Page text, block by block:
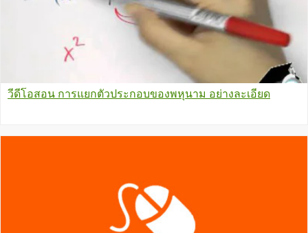
วีดีโอสอน การแยกตัวประกอบของพหุนาม อย่างละเอียด